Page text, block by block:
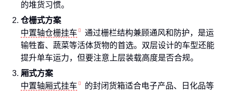
的堆货习惯。
仓栅式方案
中置轴仓栅挂车
通过栅栏结构兼顾通风和防护，是运
输牲畜、蔬菜等活体货物的首选。双层设计的车型还能
提升单车运力，但要注意上层装载高度是否合规。
厢式方案
中置轴厢式挂车
的封闭货箱适合电子产品、日化品等